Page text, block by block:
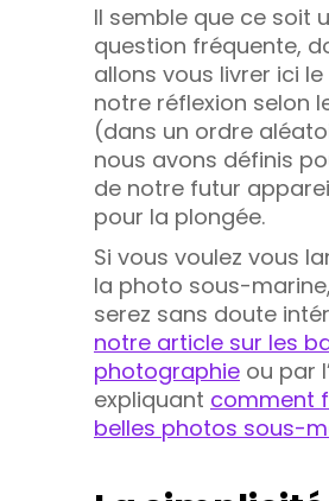
Il semble que ce soit
question fréquente,
allons vous livrer ici
notre réflexion selon
(dans un ordre
nous avons définis
de notre futur
pour la plongée.
Si vous voulez vous
la photo sous-
serez sans doute
notre article sur les
photographie ou par
expliquant comment
belles photos sous-